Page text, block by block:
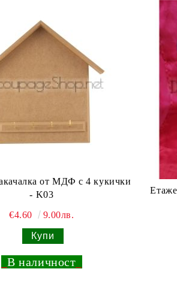
от МДФ с 4 кукички
- K03
€4.60
9.00лв.
_В наличност